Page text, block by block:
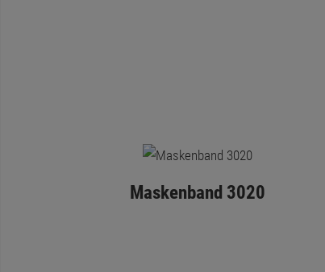
Maskenband 3020